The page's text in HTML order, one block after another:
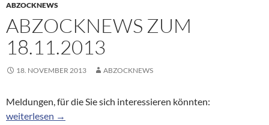
ABZOCKNEWS
ABZOCKNEWS ZUM
18.11.2013
18. NOVEMBER 2013 ABZOCKNEWS
Meldungen, für die Sie sich interessieren könnten:
Abzocknews zum 18.11.2013
weiterlesen →